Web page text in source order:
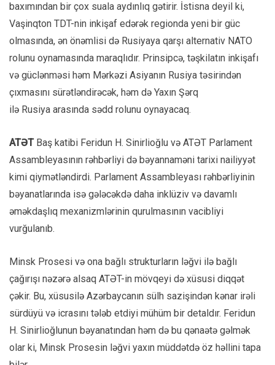
baxımından bir çox suala aydınlıq gətirir. İstisna deyil ki,
Vaşinqton TDT-nin inkişaf edərək regionda yeni bir güc
olmasında, ən önəmlisi də Rusiyaya qarşı alternativ NATO
rolunu oynamasında maraqlıdır. Prinsipcə, təşkilatın inkişafı
və güclənməsi həm Mərkəzi Asiyanın Rusiya təsirindən
çıxmasını sürətləndirəcək, həm də Yaxın Şərq
ilə Rusiya arasında sədd rolunu oynayacaq.
ATƏTBaş katibi Feridun H. Sinirlioğlu və ATƏT Parlament
Assambleyasının rəhbərliyi də bəyannaməni tarixi nailiyyət
kimi qiymətləndirdi. Parlament Assambleyası rəhbərliyinin
bəyanatlarında isə gələcəkdə daha inklüziv və davamlı
əməkdaşlıq mexanizmlərinin qurulmasının vacibliyi
vurğulanıb.
Minsk Prosesi və ona bağlı strukturların ləğvi ilə bağlı
çağırışı nəzərə alsaq ATƏT-in mövqeyi də xüsusi diqqət
çəkir. Bu, xüsusilə Azərbaycanın sülh sazişindən kənar irəli
sürdüyü və icrasını tələb etdiyi mühüm bir detaldır. Feridun
H. Sinirlioğlunun bəyanatından həm də bu qənaətə gəlmək
olar ki, Minsk Prosesin ləğvi yaxın müddətdə öz həllini tapa